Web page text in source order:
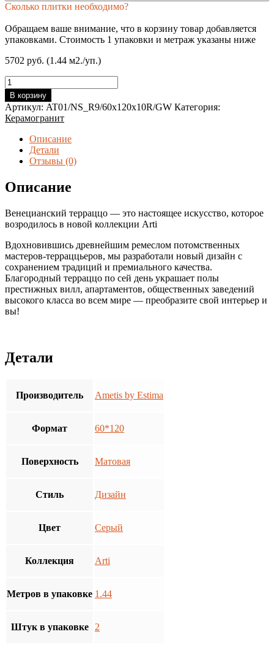
Сколько плитки необходимо?
Обращаем ваше внимание, что в корзину товар добавляется
упаковками. Стоимость 1 упаковки и метраж указаны ниже
5702 руб. (1.44 м2./уп.)
Количество
товара
Ametis
Arti
Grey
AT01
Серый
60*120
Матовый
В корзину
Артикул: AT01/NS_R9/60x120x10R/GW Категория:
Керамогранит
Описание
Детали
Отзывы (0)
Описание
Венецианский терраццо — это настоящее искусство, которое
возродилось в новой коллекции Arti
Вдохновившись древнейшим ремеслом потомственных
мастеров-терраццьеров, мы разработали новый дизайн с
сохранением традиций и премиального качества.
Благородный терраццо по сей день украшает полы
престижных вилл, апартаментов, общественных заведений
высокого класса во всем мире — преобразите свой интерьер и
вы!
Детали
Производитель Ametis by Estima
Формат 60*120
Поверхность Матовая
Стиль Дизайн
Цвет Серый
Коллекция Arti
Метров в упаковке 1.44
Штук в упаковке 2